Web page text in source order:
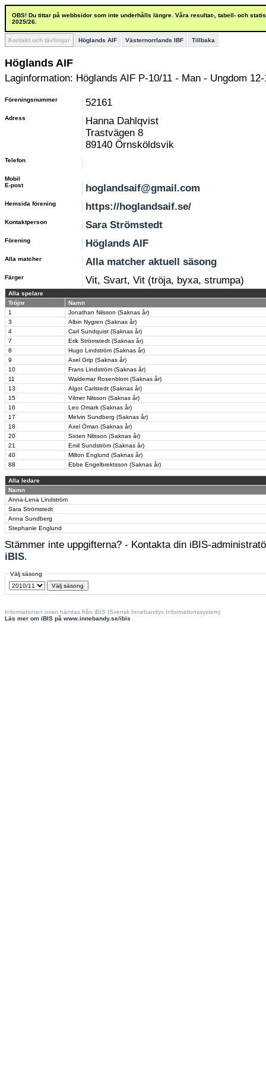
OBS! Du tittar på webbsidor som inte underhålls längre. Våra resultat-, tabell- och
2025/26.
Kontakt och tävlingar Höglands AIF Västernorrlands IBF Tillbaka
Höglands AIF
Laginformation: Höglands AIF P-10/11 - Man - Ungdom
Föreningsnummer 52161
Adress
Hanna Dahlqvist
Trastvägen 8
89140 Örnsköldsvik
Telefon
Mobil
E-post
hoglandsaif@gmail.com
Hemsida förening https://hoglandsaif.se/
Kontaktperson Sara Strömstedt
Förening Höglands AIF
Alla matcher Alla matcher aktuell säsong
Färger Vit, Svart, Vit (tröja, byxa, strumpa)
Alla spelare
Tröjnr
Namn
1
Jonathan Nilsson (Saknas år)
3
Albin Nygren (Saknas år)
4
Carl Sundquist (Saknas år)
7
Erik Strömstedt (Saknas år)
8
Hugo Lindström (Saknas år)
9
Axel Grip (Saknas år)
10
Frans Lindström (Saknas år)
11
Waldemar Rosenblom (Saknas år)
13
Algot Carlstedt (Saknas år)
15
Vilmer Nilsson (Saknas år)
16
Leo Omark (Saknas år)
17
Melvin Sundberg (Saknas år)
18
Axel Öman (Saknas år)
20
Sixten Nilsson (Saknas år)
21
Emil Sundström (Saknas år)
40
Milton Englund (Saknas år)
88
Ebbe Engelbrektsson (Saknas år)
Alla ledare
Namn
Anna-Lena Lindström
Sara Strömstedt
Anna Sundberg
Stephanie Englund
Stämmer inte uppgifterna? - Kontakta din iBIS-
iBIS.
Välj säsong
Informationen ovan hämtas från iBIS (Svensk Innebandys Informationssystem)
Läs mer om iBIS på www.innebandy.se/ibis